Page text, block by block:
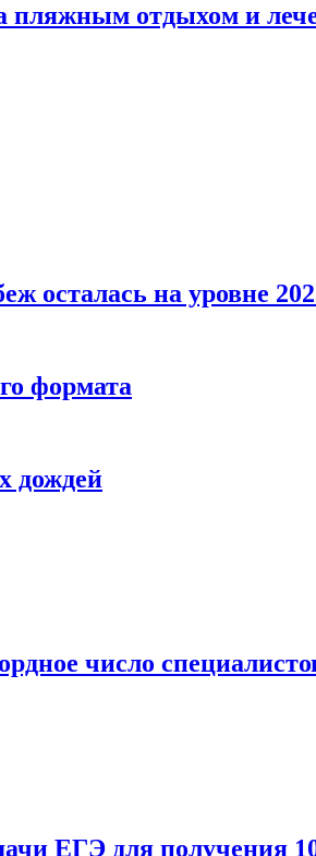
пляжным отдыхом и
осталась на уровне
формата
дождей
число
ЕГЭ для получения